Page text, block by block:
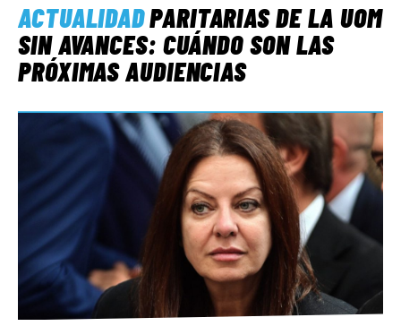
ACTUALIDADPARITARIAS DE LA UOM
SIN AVANCES: CUÁNDO SON LAS
PRÓXIMAS AUDIENCIAS